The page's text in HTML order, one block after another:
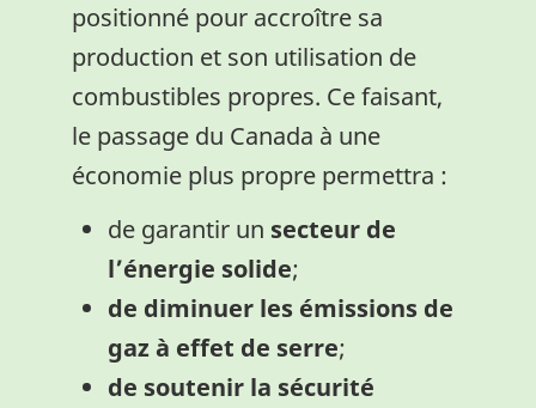
positionné pour accroître sa
production et son utilisation de
combustibles propres. Ce faisant,
le passage du Canada à une
économie plus propre permettra :
de garantir un secteur de
l’énergie solide;
de diminuer les émissions de
gaz à effet de serre;
de soutenir la sécurité